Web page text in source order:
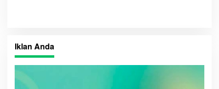
Iklan Anda